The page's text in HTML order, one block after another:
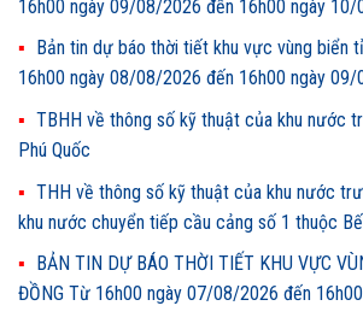
16h00 ngày 09/08/2026 đến 16h00 ngày
Bản tin dự báo thời tiết khu vực vùng biển
16h00 ngày 08/08/2026 đến 16h00 ngày
TBHH về thông số kỹ thuật của khu nước
Phú Quốc
THH về thông số kỹ thuật của khu nước
khu nước chuyển tiếp cầu cảng số 1 thuộc
BẢN TIN DỰ BÁO THỜI TIẾT KHU VỰC
ĐỒNG Từ 16h00 ngày 07/08/2026 đến